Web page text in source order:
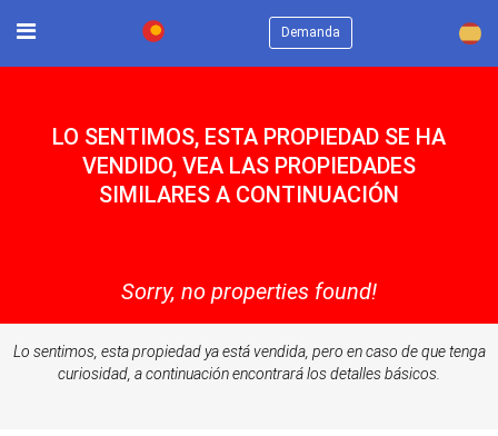
Demanda ×
LO SENTIMOS, ESTA PROPIEDAD SE HA
VENDIDO, VEA LAS PROPIEDADES
SIMILARES A CONTINUACIÓN
Sorry, no properties found!
Lo sentimos, esta propiedad ya está vendida, pero en caso de que tenga
curiosidad, a continuación encontrará los detalles básicos.